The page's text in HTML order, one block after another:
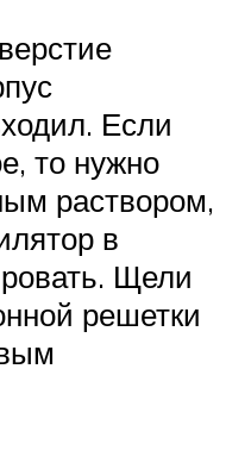
Если
то нужно
раствором,
в
Щели
решетки